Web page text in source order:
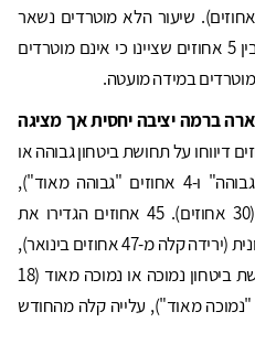
לנתון בינואר (63.5 אחוזים). שיעור הלא מוטרדים נשאר
נמוך (11 אחוזים) והתחלק בין 5 אחוזים שציינו כי אינם מוטרדים
ברמה יציבה יחסית אך מציגה
דיווחו על תחושת ביטחון גבוהה או
גבוהה מאוד (25 אחוזים "גבוהה" ו-4 אחוזים "גבוהה מאוד"),
ירידה קלה מהנתון בינואר (30 אחוזים). 45 אחוזים הגדירו את
תחושת הביטחון שלהם כבינונית (ירידה קלה מ-47 אחוזים בינואר),
ואילו 25 אחוזים חשים תחושת ביטחון נמוכה או נמוכה מאוד (18
ו-7 אחוזים "נמוכה מאוד"), עלייה קלה מהחודש